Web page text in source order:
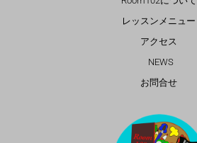
レッスンメニュー
アクセス
NEWS
お問合せ